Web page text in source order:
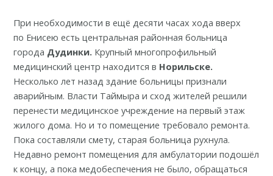
При необходимости в ещё десяти часах ходавверх
по Енисею есть центральная районная больница
города Дудинки. Крупный многопрофильный
медицинский центр находится в Норильске.
Несколько лет назад здание больницыпризнали
аварийным. Власти Таймыра и сход жителей решили
перенести медицинское учреждение на первый этаж
жилого дома. Но и то помещение требовало ремонта.
Пока составляли смету, старая больница рухнула.
Недавно ремонт помещения для амбулаторииподошёл
к концу, а пока медобеспечения не было, обращаться